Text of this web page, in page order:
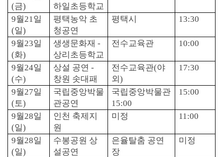
(금)
하일초등학교
9월21일
(일)
평택농악 초
청공연
평택시 13:30
9월23일
(화)
생생문화재 -
상리초등학교
전수교육관 10:00
9월24일
(수)
상설 공연 -
창원 솟대패
전수교육관(야
외)
17:30
9월27일
(토)
국립중앙박물
관공연
국립중앙박물관
15:00
15:00
9월28일
(일)
인천 축제지
원
미정 11:00
9월28일
(일)
수봉공원 상
설공연
은율탈춤 공연
장
미정